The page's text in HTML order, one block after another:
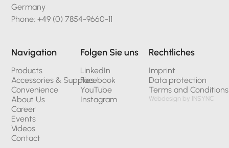
Germany
Phone: +49 (0) 7854-9660-11
Navigation
Products
Accessories & Supplies
Convenience
About Us
Career
Events
Videos
Contact
Folgen Sie uns
LinkedIn
Facebook
YouTube
Instagram
Rechtliches
Imprint
Data protection
Terms and Conditions
Webdesign by INSYNC